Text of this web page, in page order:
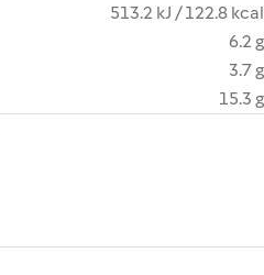
513.2 kJ / 122.8 kcal
6.2 g
3.7 g
15.3 g